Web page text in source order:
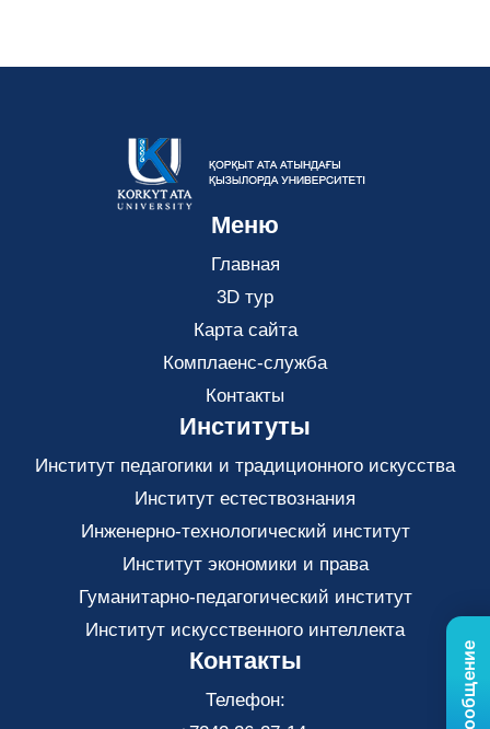
Меню
Главная
3D тур
Карта сайта
Комплаенс-служба
Контакты
Институты
Институт педагогики и традиционного искусства
Институт естествознания
Инженерно-технологический институт
Институт экономики и права
Гуманитарно-педагогический институт
Институт искусственного интеллекта
Контакты
Телефон: